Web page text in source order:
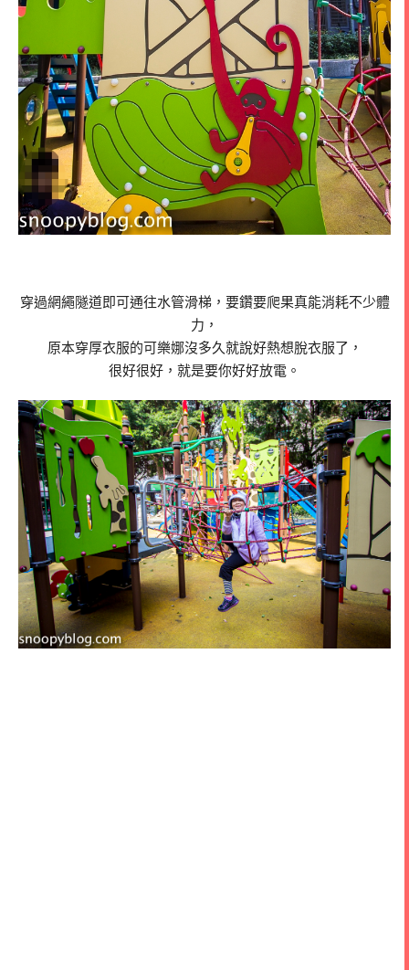
穿過網繩隧道即可通往水管滑梯，要鑽要爬果真能消耗不少體
力，
原本穿厚衣服的可樂娜沒多久就說好熱想脫衣服了，
很好很好，就是要你好好放電。